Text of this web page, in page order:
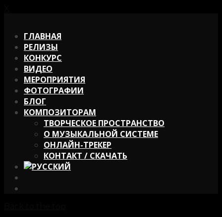
ГЛАВНАЯ
РЕЛИЗЫ
КОНКУРС
ВИДЕО
МЕРОПРИЯТИЯ
ФОТОГРАФИИ
БЛОГ
КОМПОЗИТОРАМ
ТВОРЧЕСКОЕ ПРОСТРАНСТВО
О МУЗЫКАЛЬНОЙ СИСТЕМЕ
ОНЛАЙН-ТРЕКЕР
КОНТАКТ / СКАЧАТЬ